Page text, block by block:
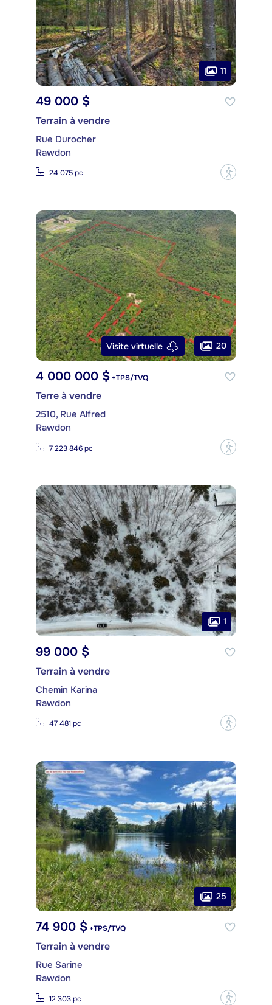
11
49 000 $
Terrain à vendre
Rue Durocher
Rawdon
24 075 pc ?
Visite virtuelle 20
4 000 000 $ +TPS/TVQ
Terre à vendre
2510, Rue Alfred
Rawdon
7 223 846 pc ?
1
99 000 $
Terrain à vendre
Chemin Karina
Rawdon
47 481 pc ?
25
74 900 $ +TPS/TVQ
Terrain à vendre
Rue Sarine
Rawdon
12 303 pc ?